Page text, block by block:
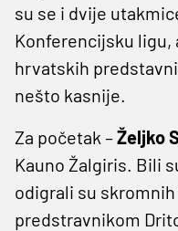
su se i dvije
Konferencijsku ligu,
hrvatskih
nešto kasnije.
Za početak –Željko
Kauno Žalgiris. Bili
odigrali su skromnih
predstravnikom